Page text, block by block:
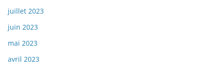
juillet 2023
juin 2023
mai 2023
avril 2023